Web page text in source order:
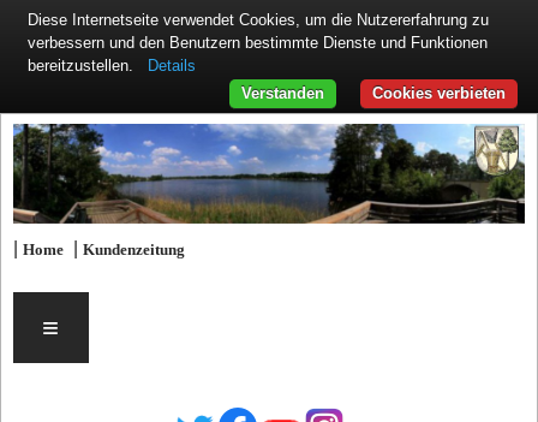
|Home |Kundenzeitung
≡
Diese Internetseite verwendet Cookies, um die Nutzererfahrung zu
verbessern und den Benutzern bestimmte Dienste und Funktionen
bereitzustellen.
Details
Cookies verbieten
Verstanden